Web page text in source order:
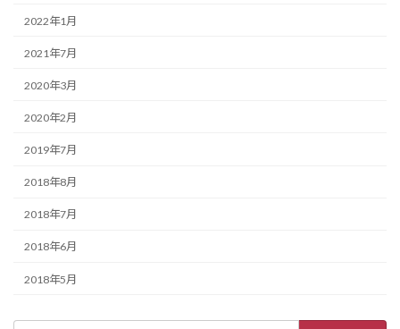
2022年1月
2021年7月
2020年3月
2020年2月
2019年7月
2018年8月
2018年7月
2018年6月
2018年5月